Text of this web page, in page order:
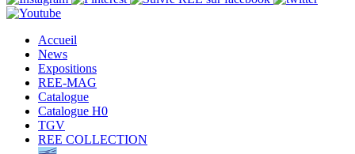
Accueil
News
Expositions
REE-MAG
Catalogue
Catalogue H0
TGV
REE COLLECTION